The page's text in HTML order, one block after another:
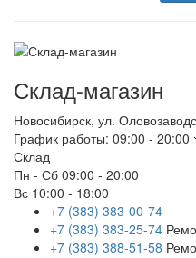
Склад-магазин
Новосибирск, ул.
График работы: 09:00 - 20:00
Склад
Пн - Сб 09:00 - 20:00
Вс 10:00 - 18:00
+7 (383) 383-00-74
+7 (383) 383-25-74
+7 (383) 388-51-58